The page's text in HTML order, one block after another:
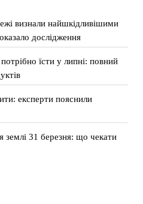
визнали найшкідливішими
дослідження
їсти у липні: повний
експерти пояснили
землі 31 березня: що чекати